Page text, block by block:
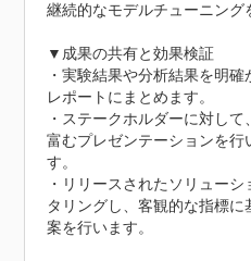
継続的なモデルチューニング
▼成果の共有と効果検証
・実験結果や分析結果を明
レポートにまとめます。
・ステークホルダーに対し
富むプレゼンテーションを行
す。
・リリースされたソリュー
タリングし、客観的な指標
案を行います。